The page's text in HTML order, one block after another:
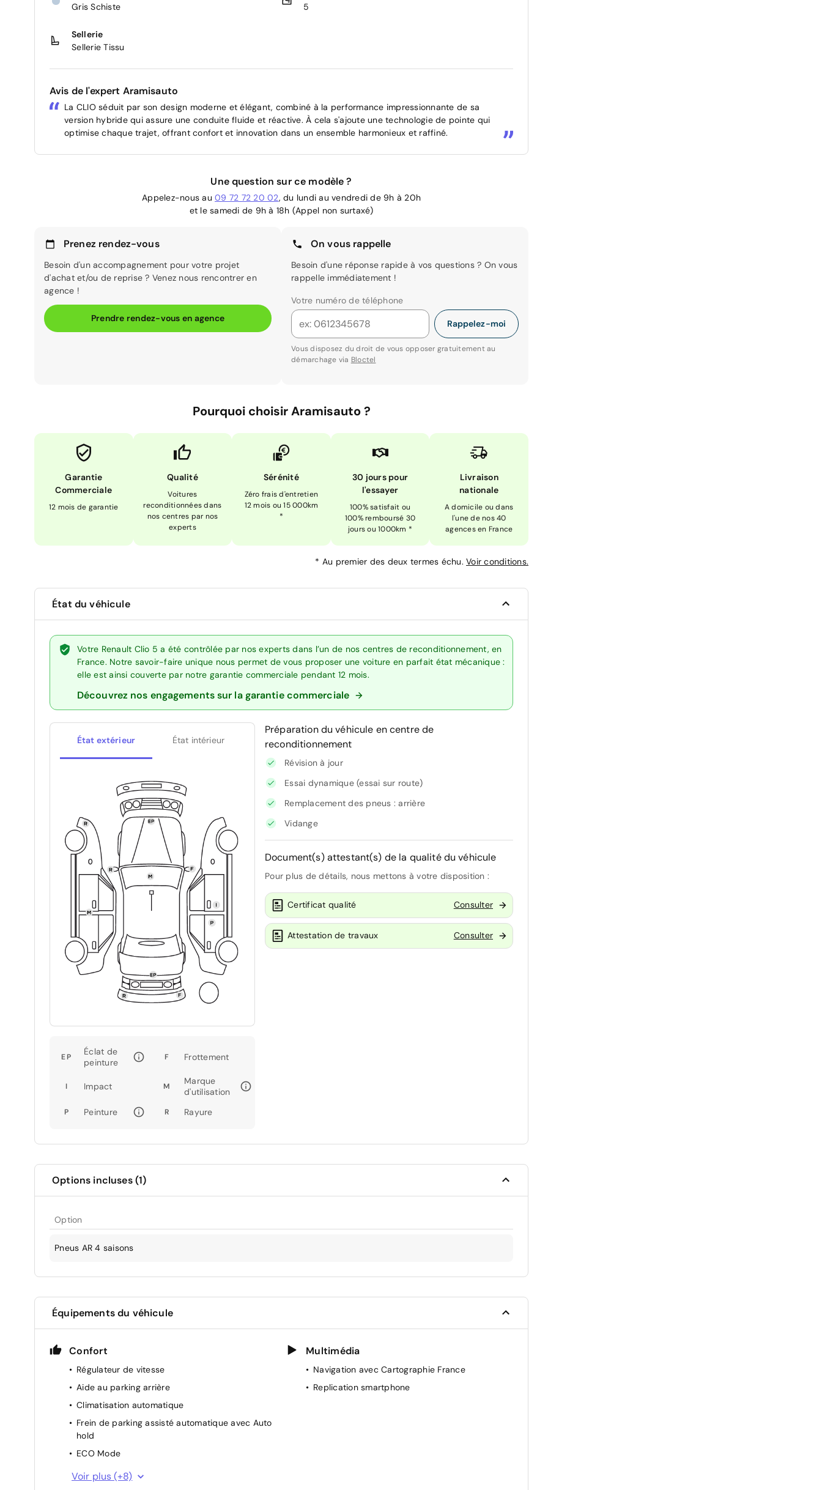
Gris Schiste
5
Sellerie
Sellerie Tissu
Avis de l'expert Aramisauto
La CLIO séduit par son design moderne et élégant, combiné à la performance impressionnante de sa
version hybride qui assure une conduite fluide et réactive. À cela s'ajoute une technologie de pointe qui
optimise chaque trajet, offrant confort et innovation dans un ensemble harmonieux et raffiné.
Une question sur ce modèle ?
Appelez-nous au 09 72 72 20 02, du lundi au vendredi de 9h à 20h
et le samedi de 9h à 18h (Appel non surtaxé)
Prenez rendez-vous
Besoin d'un accompagnement pour votre projet
d'achat et/ou de reprise ? Venez nous rencontrer en
agence !
Prendre rendez-vous en agence
On vous rappelle
Besoin d'une réponse rapide à vos questions ? On vous
rappelle immédiatement !
Votre numéro de téléphone
Rappelez-moi
Vous disposez du droit de vous opposer gratuitement au
démarchage via Bloctel
Pourquoi choisir Aramisauto ?
Garantie
Commerciale
12 mois de garantie
Qualité
Voitures
reconditionnées dans
nos centres par nos
experts
Sérénité
Zéro frais d'entretien
12 mois ou 15 000km
*
30 jours pour
l'essayer
100% satisfait ou
100% remboursé 30
jours ou 1000km *
Livraison
nationale
A domicile ou dans
l'une de nos 40
agences en France
* Au premier des deux termes échu. Voir conditions.
État du véhicule
Votre Renault Clio 5 a été contrôlée par nos experts dans l’un de nos centres de reconditionnement, en
France. Notre savoir-faire unique nous permet de vous proposer une voiture en parfait état mécanique :
elle est ainsi couverte par notre garantie commerciale pendant 12 mois.
Découvrez nos engagements sur la garantie commerciale
État extérieur État intérieur
EP
Éclat de
peinture
F Frottement
I Impact M
Marque
d'utilisation
P Peinture R Rayure
Préparation du véhicule en centre de
reconditionnement
Révision à jour
Essai dynamique (essai sur route)
Remplacement des pneus : arrière
Vidange
Document(s) attestant(s) de la qualité du véhicule
Pour plus de détails, nous mettons à votre disposition :
Certificat qualité Consulter
Attestation de travaux Consulter
Options incluses (1)
Option
Pneus AR 4 saisons
Équipements du véhicule
Confort
Régulateur de vitesse
Aide au parking arrière
Climatisation automatique
Frein de parking assisté automatique avec Auto
hold
ECO Mode
Indicateur de changement de vitesse
Voir plus (+8)
Multimédia
Navigation avec Cartographie France
Replication smartphone